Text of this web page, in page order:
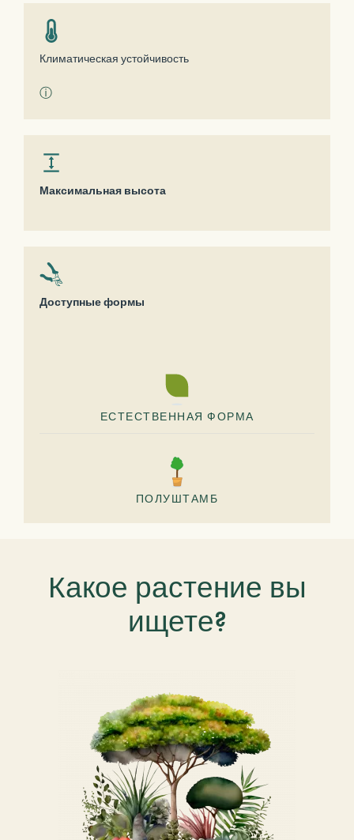
Климатическая устойчивость
ⓘ
Максимальная высота
Доступные формы
ЕСТЕСТВЕННАЯ ФОРМА
ПОЛУШТАМБ
Какое растение вы
ищете?